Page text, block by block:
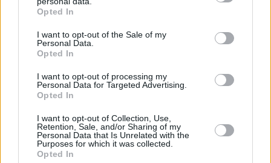
grant or deny consent to Google and its third-party tags to
use your data for below specified purposes in below Google
consent section.
Opted In
I want to opt-out of the Sale of my
Personal Data.
Opted In
I want to opt-out of processing my
Personal Data for Targeted Advertising.
Opted In
I want to opt-out of Collection, Use,
Retention, Sale, and/or Sharing of my
Personal Data that Is Unrelated with the
Purposes for which it was collected.
Opted In
Προφυλακίστηκαν ο δήμαρχος Στυλίδας και δύο
Βοιωτία
Η Ιουλία Καλλιμάνη θύμωσε με θεατή
που της πέταξε λουλούδια στην
Ηγουμενίτσα: Του τα επέστρεψε στο
αυτό...», δείτε βίντεο
07.08.2026, 06:39 8